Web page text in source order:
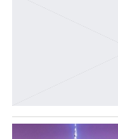
LINKTR.EE